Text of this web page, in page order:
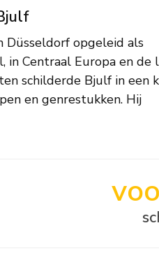
Düsseldorf opgeleid als
in Centraal Europa en de
schilderde Bjulf in een
en genrestukken. Hij
in het bijzonder
vissers en vishallen